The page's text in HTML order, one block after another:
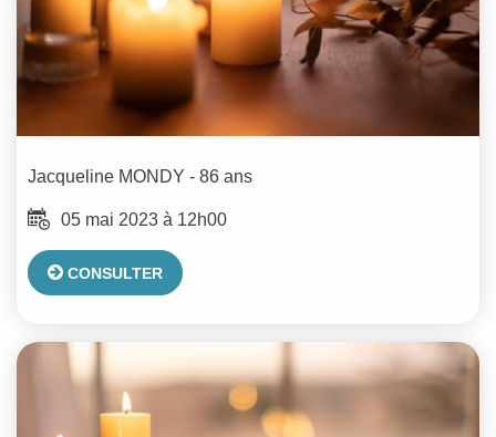
Jacqueline MONDY - 86 ans
05 mai 2023 à 12h00
CONSULTER